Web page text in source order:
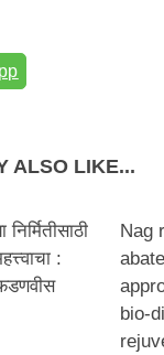
ALSO LIKE...
निर्मितीसाठी
:
Nag
bio-